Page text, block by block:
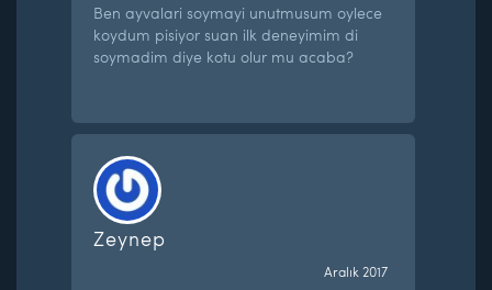
Ben ayvalari soymayi unutmusum oylece
koydum pisiyor suan ilk deneyimim di
soymadim diye kotu olur mu acaba?
Zeynep
Aralık 2017